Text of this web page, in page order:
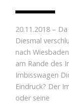
20.11.2018 –
Diesmal
nach
am Rande des
Imbisswagen
Eindruck? Der
oder seine